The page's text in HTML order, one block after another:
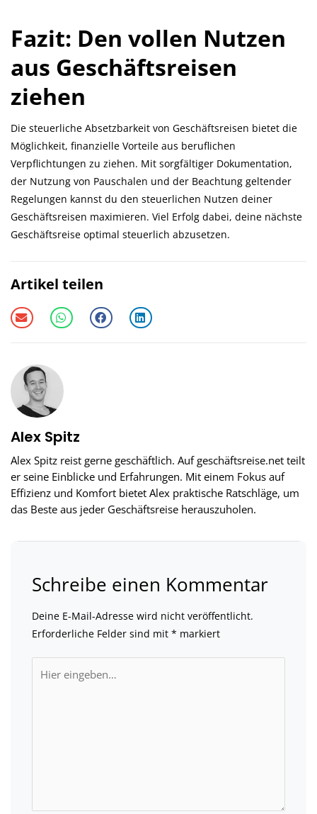
Fazit: Den vollen Nutzen
aus Geschäftsreisen
ziehen
Die steuerliche Absetzbarkeit von Geschäftsreisen bietet die
Möglichkeit, finanzielle Vorteile aus beruflichen
Verpflichtungen zu ziehen. Mit sorgfältiger Dokumentation,
der Nutzung von Pauschalen und der Beachtung geltender
Regelungen kannst du den steuerlichen Nutzen deiner
Geschäftsreisen maximieren. Viel Erfolg dabei, deine nächste
Geschäftsreise optimal steuerlich abzusetzen.
Artikel teilen
Alex Spitz
Alex Spitz reist gerne geschäftlich. Auf geschäftsreise.net teilt
er seine Einblicke und Erfahrungen. Mit einem Fokus auf
Effizienz und Komfort bietet Alex praktische Ratschläge, um
das Beste aus jeder Geschäftsreise herauszuholen.
Schreibe einen Kommentar
Deine E-Mail-Adresse wird nicht veröffentlicht.
Erforderliche Felder sind mit * markiert
eingeben…